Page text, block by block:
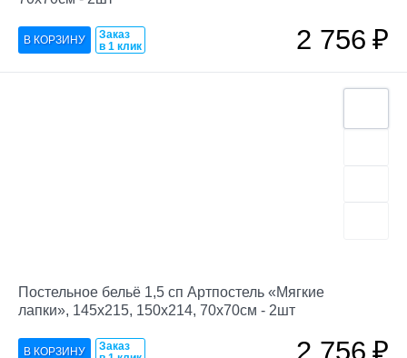
Заказ
в 1 клик
2 756₽
Постельное бельё 1,5 сп Артпостель «Мягкие
лапки», 145х215, 150х214, 70х70см - 2шт
Заказ
2 756₽